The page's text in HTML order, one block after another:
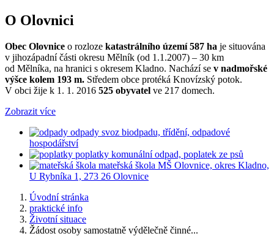
O Olovnici
Obec Olovnice o rozloze katastrálního území 587 ha je situována
v jihozápadní části okresu Mělník (od 1.1.2007) – 30 km
od Mělníka, na hranici s okresem Kladno. Nachází se v nadmořské
výšce kolem 193 m. Středem obce protéká Knovízský potok.
V obci žije k 1. 1. 2016 525 obyvatel ve 217 domech.
Zobrazit více
odpady svoz biodpadu, třídění, odpadové
hospodářství
poplatky komunální odpad, poplatek ze psů
mateřská škola MŠ Olovnice, okres Kladno,
U Rybníka 1, 273 26 Olovnice
Úvodní stránka
praktické info
Životní situace
Žádost osoby samostatně výdělečně činné...